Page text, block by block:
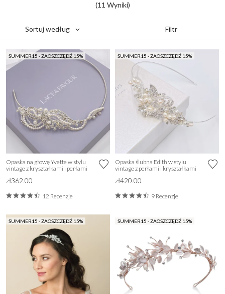
(11 Wyniki)
Sortuj według Filtr
SUMMER15 - ZAOSZCZĘDŹ 15%
Opaska na głowę Yvette w stylu
vintage z kryształkami i perłami
zł362.00
12 Recenzje
SUMMER15 - ZAOSZCZĘDŹ 15%
Opaska ślubna Edith w stylu
vintage z perłami i kryształkami
zł420.00
9 Recenzje
SUMMER15 - ZAOSZCZĘDŹ 15% SUMMER15 - ZAOSZCZĘDŹ 15%